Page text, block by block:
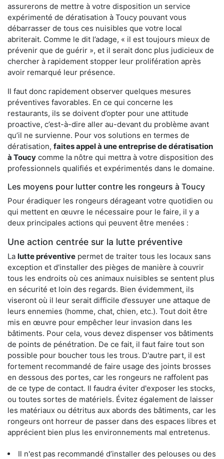
assurerons de mettre à votre disposition un service
expérimenté de dératisation à Toucy pouvant vous
débarrasser de tous ces nuisibles que votre local
abriterait. Comme le dit l’adage, « il est toujours mieux de
prévenir que de guérir », et il serait donc plus judicieux de
chercher à rapidement stopper leur prolifération après
avoir remarqué leur présence.
Il faut donc rapidement observer quelques mesures
préventives favorables. En ce qui concerne les
restaurants, ils se doivent d’opter pour une attitude
proactive, c’est-à-dire aller au-devant du problème avant
qu’il ne survienne. Pour vos solutions en termes de
dératisation, faites appel à une entreprise de dératisation
à Toucy comme la nôtre qui mettra à votre disposition des
professionnels qualifiés et expérimentés dans le domaine.
Les moyens pour lutter contre les rongeurs à Toucy
Pour éradiquer les rongeurs dérageant votre quotidien ou
qui mettent en œuvre le nécessaire pour le faire, il y a
deux principales actions qui peuvent être menées :
Une action centrée sur la lutte préventive
La lutte préventive permet de traiter tous les locaux sans
exception et d'installer des pièges de manière à couvrir
tous les endroits où ces animaux nuisibles se sentent plus
en sécurité et loin des regards. Bien évidemment, ils
viseront où il leur serait difficile d’essuyer une attaque de
leurs ennemies (homme, chat, chien, etc.). Tout doit être
mis en œuvre pour empêcher leur invasion dans les
bâtiments. Pour cela, vous devez dispenser vos bâtiments
de points de pénétration. De ce fait, il faut faire tout son
possible pour boucher tous les trous. D'autre part, il est
fortement recommandé de faire usage des joints brosses
en dessous des portes, car les rongeurs ne raffolent pas
de ce type de contact. Il faudra éviter d'exposer les stocks,
ou toutes sortes de matériels. Évitez également de laisser
les matériaux ou détritus aux abords des bâtiments, car les
rongeurs ont horreur de passer dans des espaces libres et
apprécient bien plus les environnements mal entretenus.
Il n'est pas recommandé d’installer des pelouses ou des